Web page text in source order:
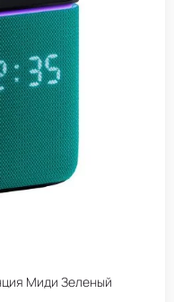
Миди Зеленый